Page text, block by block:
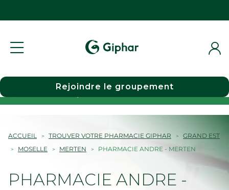
Choisir une pharmacie
Rejoindre le groupement
ACCUEIL TROUVER VOTRE PHARMACIE GIPHAR
GRAND EST
MOSELLE
MERTEN PHARMACIE ANDRE - MERTEN
PHARMACIE ANDRE -